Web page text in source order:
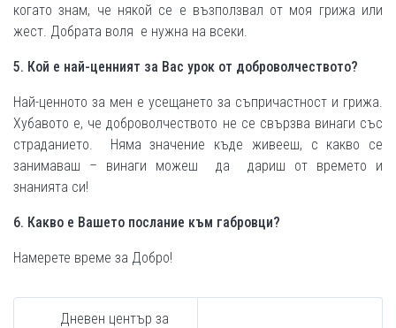
когато знам, че някой се е възползвал от моя грижа или
жест. Добрата воля е нужна на всеки.
5. Кой е най-ценният за Вас урок от доброволчеството?
Най-ценното за мен е усещането за съпричастност и грижа.
Хубавото е, че доброволчеството не се свързва винаги със
страданието. Няма значение къде живееш, с какво се
занимаваш – винаги можеш да дариш от времето и
знанията си!
6. Какво е Вашето послание към габровци?
Намерете време за Добро!
Дневен център за